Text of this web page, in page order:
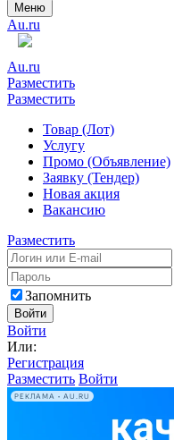
Меню
Au.ru
Au.ru
Разместить
Разместить
Товар (Лот)
Услугу
Промо (Объявление)
Заявку (Тендер)
Новая акция
Вакансию
Разместить
Запомнить
Войти
Войти
Или:
Регистрация
Разместить Войти
РЕКЛАМА • AU.RU